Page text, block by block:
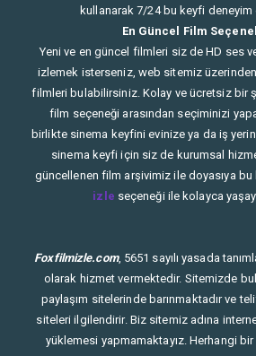
kullanarak 7/24 bu keyfi
En Güncel Film
Yeni ve en güncel filmleri siz de HD ses
izlemek isterseniz, web sitemiz üzerinden
filmleri bulabilirsiniz. Kolay ve ücretsiz bir
film seçeneği arasından seçiminizi
birlikte sinema keyfini evinize ya da iş
sinema keyfi için siz de kurumsal
güncellenen film arşivimiz ile doyasıya
izle seçeneği ile kolayca
Foxfilmizle.com, 5651 sayılı yasada
olarak hizmet vermektedir. Sitemizde
paylaşım sitelerinde barınmaktadır ve
siteleri ilgilendirir. Biz sitemiz adına
yüklemesi yapmamaktayız. Herhangi bir